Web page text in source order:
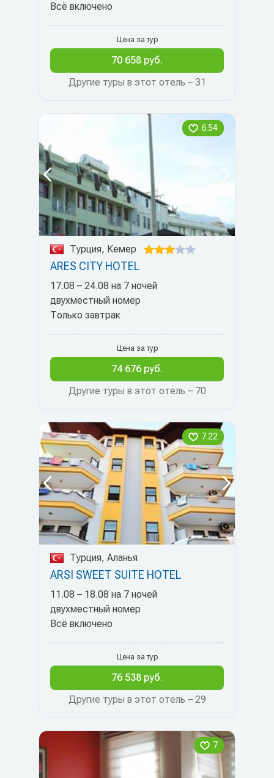
Всё включено
Другие туры в этот отель – 31
Цена за тур
70 658 руб.
6.54
Турция, Кемер
ARES CITY HOTEL
17.08 – 24.08 на 7 ночей
двухместный номер
Только завтрак
Другие туры в этот отель – 70
Цена за тур
74 676 руб.
7.22
Турция, Аланья
ARSI SWEET SUITE HOTEL
11.08 – 18.08 на 7 ночей
двухместный номер
Всё включено
Другие туры в этот отель – 29
Цена за тур
76 538 руб.
7